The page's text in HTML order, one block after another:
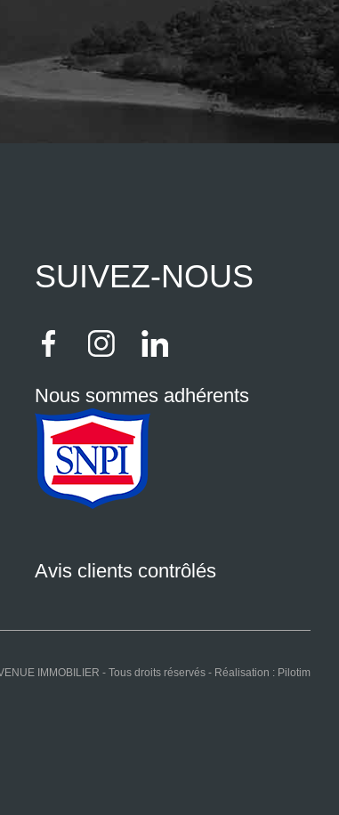
SUIVEZ-NOUS
Nous sommes adhérents
Avis clients contrôlés
IMMOBILIER - Tous droits réservés - Réalisation : Pilotim